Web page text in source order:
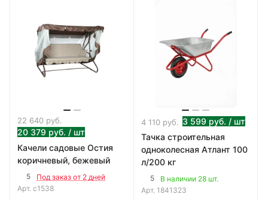
22 640 руб.
20 379 руб. / шт
Качели садовые Остия
коричневый, бежевый
5
Под заказ от 2 дней
Арт. с1538
4 110 руб. 3 599 руб. / шт
Тачка строительная
одноколесная Атлант 100
л/200 кг
5
В наличии 28 шт.
Арт. 1841323